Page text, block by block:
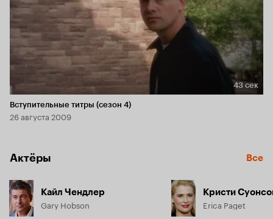
Длительность 43 сек
43 сек
Вступительные титры (сезон 4)
26 августа 2009
Актёры Все
Кайл Чендлер
Gary Hobson
Кристи
Erica Paget